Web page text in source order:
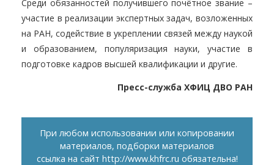
Среди обязанностей получившего почётное звание –
участие в реализации экспертных задач, возложенных
на РАН, содействие в укреплении связей между наукой
и образованием, популяризация науки, участие в
подготовке кадров высшей квалификации и другие.
Пресс-служба ХФИЦ ДВО РАН
При любом использовании или копировании
материалов, подборки материалов
ссылка на сайт http://www.khfrc.ru обязательна!